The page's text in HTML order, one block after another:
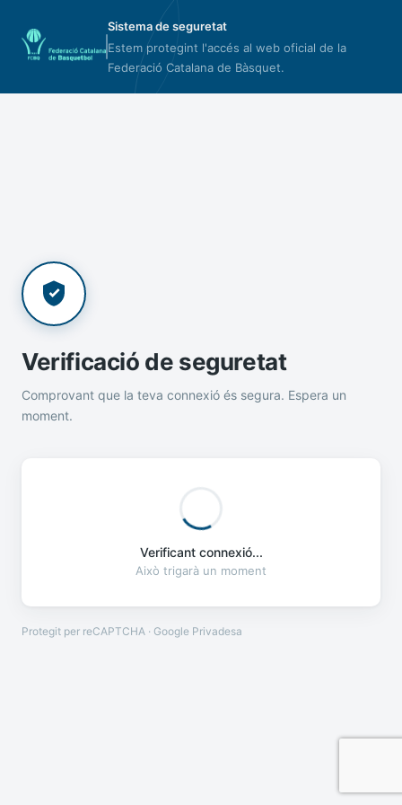
Sistema de seguretat
Estem protegint l'accés al web oficial de la
Federació Catalana de Bàsquet.
Verificació de seguretat
Comprovant que la teva connexió és segura. Espera un
moment.
Verificant connexió...
Això trigarà un moment
Protegit per reCAPTCHA · Google Privadesa